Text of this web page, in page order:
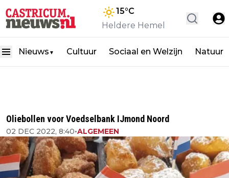
15°C
Heldere Hemel
Nieuws ▼ Cultuur Sociaal en Welzijn Natuur
Oliebollen voor Voedselbank IJmond Noord
02 DEC 2022, 8:40•ALGEMEEN